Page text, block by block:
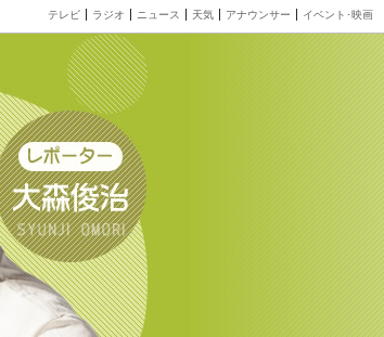
テレビ ラジオ ニュース 天気 アナウンサー イベント･映画